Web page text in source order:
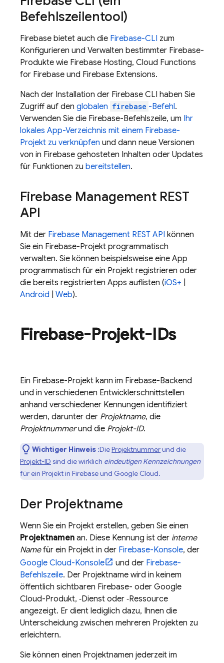
Befehlszeilentool)
Firebase bietet auch die Firebase-CLI zum
Konfigurieren und Verwalten bestimmter Firebase-
Produkte wie Firebase Hosting, Cloud Functions
for Firebase und Firebase Extensions.
Nach der Installation der Firebase CLI haben Sie
Zugriff auf den globalen firebase -Befehl.
Verwenden Sie die Firebase-Befehlszeile, um Ihr
lokales App-Verzeichnis mit einem Firebase-
Projekt zu verknüpfen und dann neue Versionen
von in Firebase gehosteten Inhalten oder Updates
für Funktionen zu bereitstellen.
Firebase Management REST
API
Mit der Firebase Management REST API können
Sie ein Firebase-Projekt programmatisch
verwalten. Sie können beispielsweise eine App
programmatisch für ein Projekt registrieren oder
die bereits registrierten Apps auflisten (iOS+
Android
Web).
Firebase-Projekt-IDs
Ein Firebase-Projekt kann im Firebase-Backend
und in verschiedenen Entwicklerschnittstellen
anhand verschiedener Kennungen identifiziert
werden, darunter der Projektname, die
Projektnummerund die Projekt-ID.
Wichtiger Hinweis :DieProjektnummerund die
Projekt-ID sind die wirklich eindeutigen Kennzeichnungen
für ein Projekt in Firebase und Google Cloud.
Der Projektname
Wenn Sie ein Projekt erstellen, geben Sie einen
Projektnamen an. Diese Kennung ist der interne
Namefür ein Projekt in der Firebase-Konsole, der
Google Cloud-Konsole und der Firebase-
Befehlszeile. Der Projektname wird in keinem
öffentlich sichtbaren Firebase- oder Google
Cloud-Produkt, ‑Dienst oder ‑Ressource
angezeigt. Er dient lediglich dazu, Ihnen die
Unterscheidung zwischen mehreren Projekten zu
erleichtern.
Sie können einen Projektnamen jederzeit im